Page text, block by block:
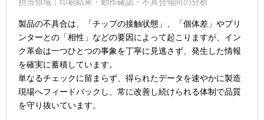
担当領域：印刷結果・動作確認・不具合傾向の分析
製品の不具合は、「チップの接触状態」、「個体差」やプリ
ンターとの「相性」などの要因によって起こりますが、イン
ク革命は一つひとつの事象を丁寧に見逃さず、発生した情報
を確実に蓄積しています。
単なるチェックに留まらず、得られたデータを速やかに製造
現場へフィードバックし、常に改善し続けられる体制で品質
を守り抜いています。